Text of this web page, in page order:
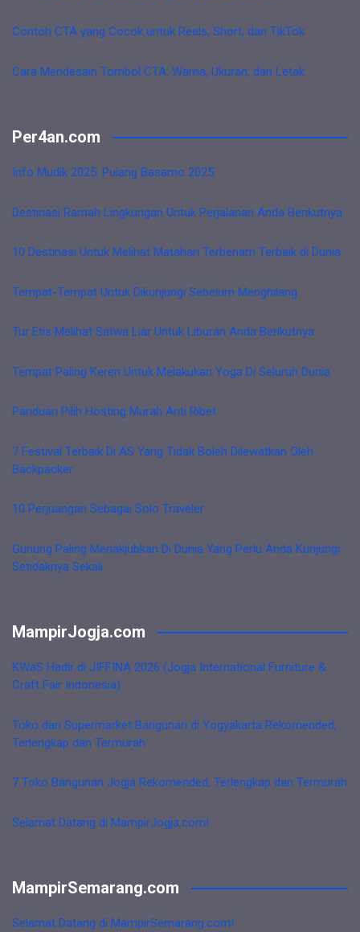
Contoh CTA yang Cocok untuk Reels, Short, dan TikTok
Cara Mendesain Tombol CTA: Warna, Ukuran, dan Letak
Per4an.com
Info Mudik 2025: Pulang Basamo 2025
Destinasi Ramah Lingkungan Untuk Perjalanan Anda Berikutnya
10 Destinasi Untuk Melihat Matahari Terbenam Terbaik di Dunia
Tempat-Tempat Untuk Dikunjungi Sebelum Menghilang
Tur Etis Melihat Satwa Liar Untuk Liburan Anda Berikutnya
Tempat Paling Keren Untuk Melakukan Yoga Di Seluruh Dunia
Panduan Pilih Hosting Murah Anti Ribet
7 Festival Terbaik Di AS Yang Tidak Boleh Dilewatkan Oleh
Backpacker
10 Perjuangan Sebagai Solo Traveler
Gunung Paling Menakjubkan Di Dunia Yang Perlu Anda Kunjungi
Setidaknya Sekali
MampirJogja.com
KWaS Hadir di JIFFINA 2026 (Jogja International Furniture &
Craft Fair Indonesia)
Toko dan Supermarket Bangunan di Yogyakarta Rekomended,
Terlengkap dan Termurah
7 Toko Bangunan Jogja Rekomended, Terlengkap dan Termurah
Selamat Datang di MampirJogja.com!
MampirSemarang.com
Selamat Datang di MampirSemarang.com!